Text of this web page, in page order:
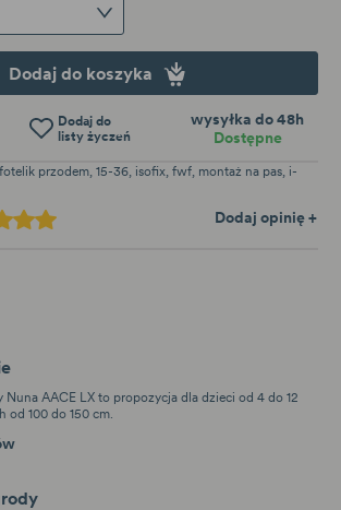
fotelik przodem 15-36 isofix fwf montaż na pas i-
Dodaj opinię +
Dodaj do koszyka
Dodaj do
listy życzeń
wysyłka do 48h
Dostępne
AACE LX to propozycja dla dzieci od 4 do 12
od 100 do 150 cm.